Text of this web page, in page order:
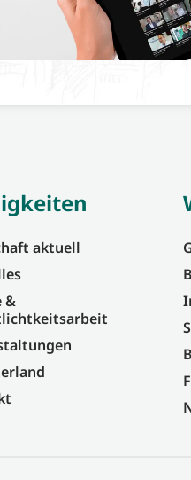
aktuell
&